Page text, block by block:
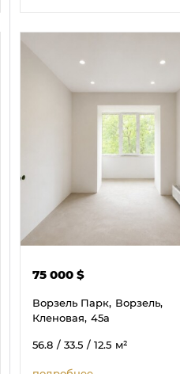
75 000 $
Ворзель Парк, Ворзель,
Кленовая, 45а
56.8 / 33.5 / 12.5 м²